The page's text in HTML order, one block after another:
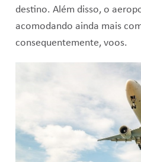
destino. Além disso, o
acomodando ainda mais
consequentemente, voos.